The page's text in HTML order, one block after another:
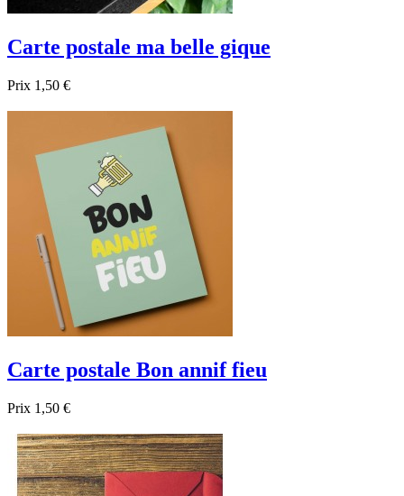
Carte postale ma belle gique
Prix 1,50 €
Aperçu rapide
Carte postale Bon annif fieu
Prix 1,50 €
Aperçu rapide